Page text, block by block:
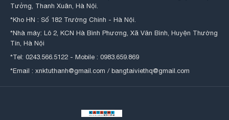
Tưởng, Thanh Xuân, Hà Nội.
*Kho HN : Số 182 Trường Chinh - Hà Nội.
*Nhà máy: Lô 2, KCN Hà Bình Phương, Xã Văn Bình, Huyện Thường
Tín, Hà Nội
*Tel: 0243.566.5122 - Mobile : 0983.659.869
*Email : xnktuthanh@gmail.com / bangtaiviethq@gmail.com